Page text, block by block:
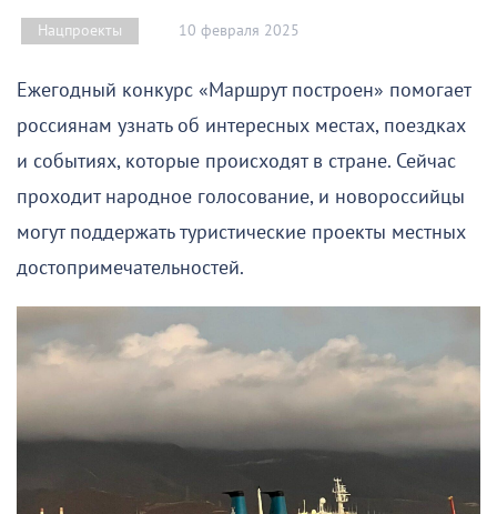
Нацпроекты 10 февраля 2025
Ежегодный конкурс «Маршрут построен» помогает
россиянам узнать об интересных местах, поездках
и событиях, которые происходят в стране. Сейчас
проходит народное голосование, и новороссийцы
могут поддержать туристические проекты местных
достопримечательностей.